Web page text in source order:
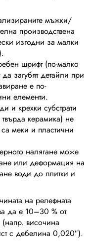
мъжки/
производствена
изгодни за малки
шрифт (по-малко
загубят детайли при
е по-
елементи.
и крехки субстрати
керамика) не
меки и пластични
налягане може
или деформация на
води до плитки и
на релефната
да е 10–30 % от
височина
с дебелина 0,020″).